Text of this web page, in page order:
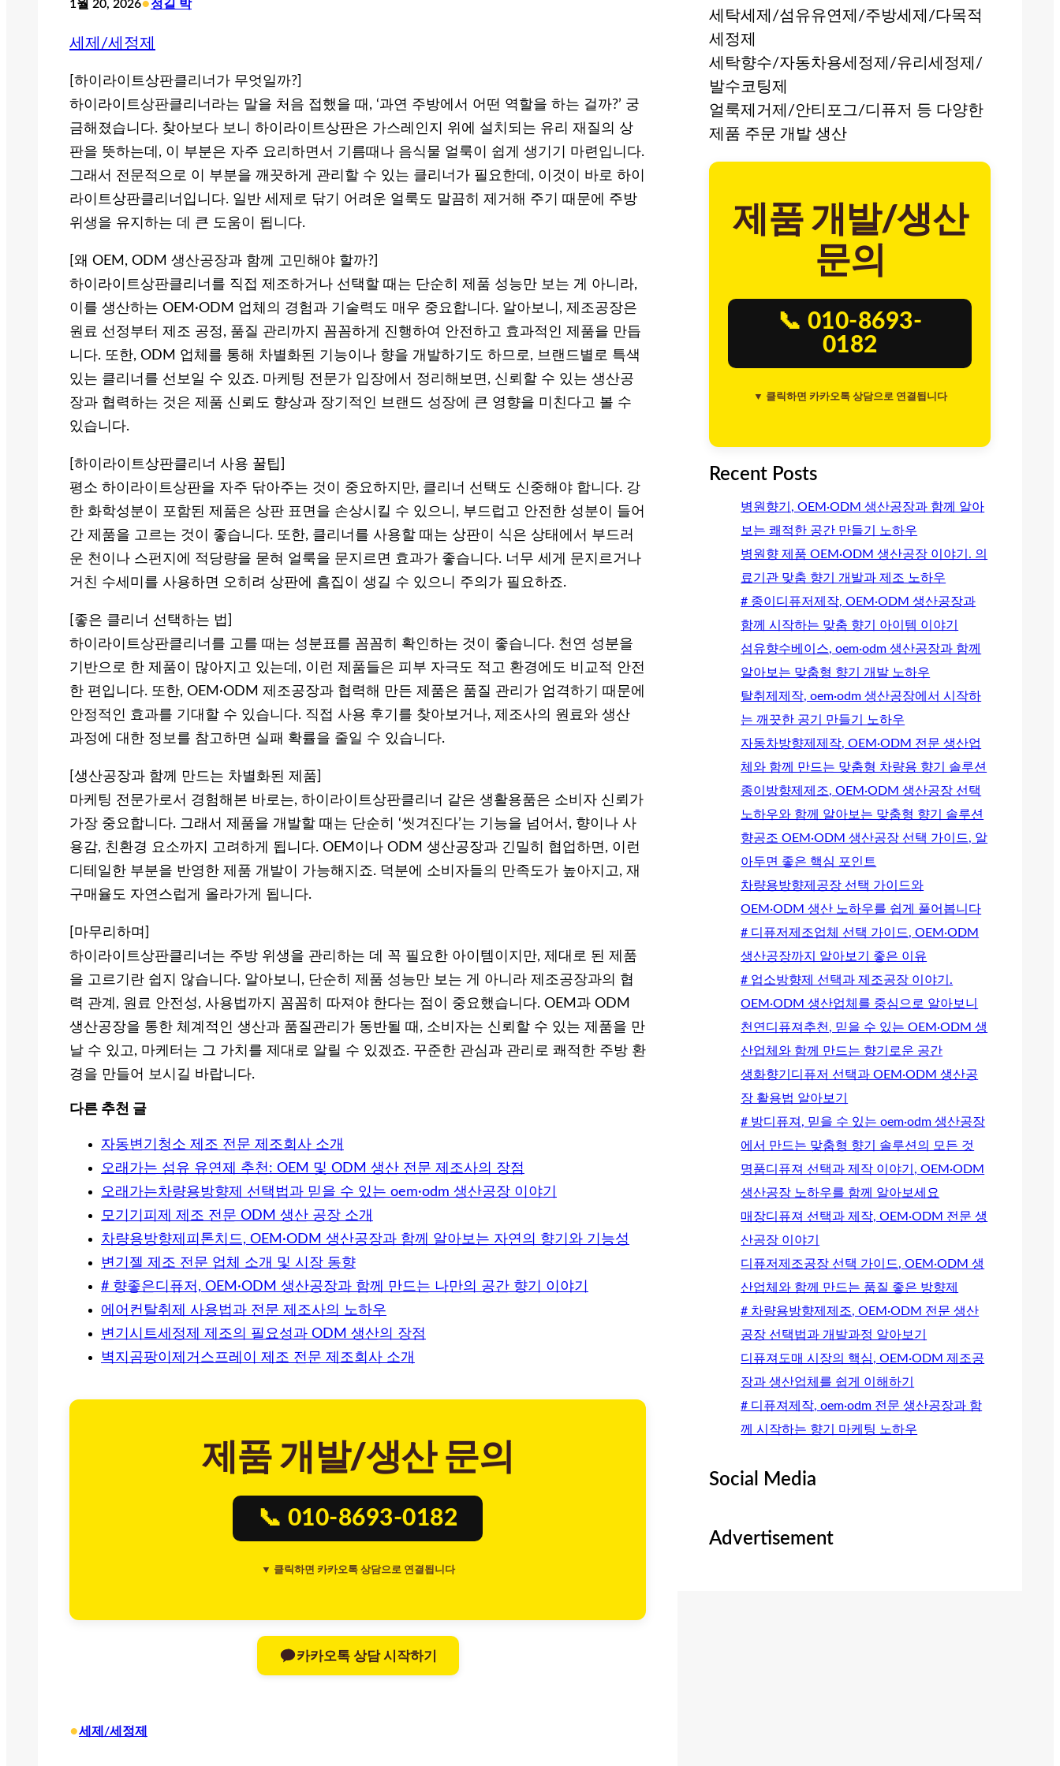
1월 20, 2026•정길 박
세제/세정제
[하이라이트상판클리너가 무엇일까?]
하이라이트상판클리너라는 말을 처음 접했을 때, ‘과연 주방에서 어떤 역할을 하는 걸까?’ 궁
금해졌습니다. 찾아보다 보니 하이라이트상판은 가스레인지 위에 설치되는 유리 재질의 상
판을 뜻하는데, 이 부분은 자주 요리하면서 기름때나 음식물 얼룩이 쉽게 생기기 마련입니다.
그래서 전문적으로 이 부분을 깨끗하게 관리할 수 있는 클리너가 필요한데, 이것이 바로 하이
라이트상판클리너입니다. 일반 세제로 닦기 어려운 얼룩도 말끔히 제거해 주기 때문에 주방
위생을 유지하는 데 큰 도움이 됩니다.
[왜 OEM, ODM 생산공장과 함께 고민해야 할까?]
하이라이트상판클리너를 직접 제조하거나 선택할 때는 단순히 제품 성능만 보는 게 아니라,
이를 생산하는 OEM·ODM 업체의 경험과 기술력도 매우 중요합니다. 알아보니, 제조공장은
원료 선정부터 제조 공정, 품질 관리까지 꼼꼼하게 진행하여 안전하고 효과적인 제품을 만듭
니다. 또한, ODM 업체를 통해 차별화된 기능이나 향을 개발하기도 하므로, 브랜드별로 특색
있는 클리너를 선보일 수 있죠. 마케팅 전문가 입장에서 정리해보면, 신뢰할 수 있는 생산공
장과 협력하는 것은 제품 신뢰도 향상과 장기적인 브랜드 성장에 큰 영향을 미친다고 볼 수
있습니다.
[하이라이트상판클리너 사용 꿀팁]
평소 하이라이트상판을 자주 닦아주는 것이 중요하지만, 클리너 선택도 신중해야 합니다. 강
한 화학성분이 포함된 제품은 상판 표면을 손상시킬 수 있으니, 부드럽고 안전한 성분이 들어
간 제품을 고르는 것이 좋습니다. 또한, 클리너를 사용할 때는 상판이 식은 상태에서 부드러
운 천이나 스펀지에 적당량을 묻혀 얼룩을 문지르면 효과가 좋습니다. 너무 세게 문지르거나
거친 수세미를 사용하면 오히려 상판에 흠집이 생길 수 있으니 주의가 필요하죠.
[좋은 클리너 선택하는 법]
하이라이트상판클리너를 고를 때는 성분표를 꼼꼼히 확인하는 것이 좋습니다. 천연 성분을
기반으로 한 제품이 많아지고 있는데, 이런 제품들은 피부 자극도 적고 환경에도 비교적 안전
한 편입니다. 또한, OEM·ODM 제조공장과 협력해 만든 제품은 품질 관리가 엄격하기 때문에
안정적인 효과를 기대할 수 있습니다. 직접 사용 후기를 찾아보거나, 제조사의 원료와 생산
과정에 대한 정보를 참고하면 실패 확률을 줄일 수 있습니다.
[생산공장과 함께 만드는 차별화된 제품]
마케팅 전문가로서 경험해본 바로는, 하이라이트상판클리너 같은 생활용품은 소비자 신뢰가
가장 중요합니다. 그래서 제품을 개발할 때는 단순히 ‘씻겨진다’는 기능을 넘어서, 향이나 사
용감, 친환경 요소까지 고려하게 됩니다. OEM이나 ODM 생산공장과 긴밀히 협업하면, 이런
디테일한 부분을 반영한 제품 개발이 가능해지죠. 덕분에 소비자들의 만족도가 높아지고, 재
구매율도 자연스럽게 올라가게 됩니다.
[마무리하며]
하이라이트상판클리너는 주방 위생을 관리하는 데 꼭 필요한 아이템이지만, 제대로 된 제품
을 고르기란 쉽지 않습니다. 알아보니, 단순히 제품 성능만 보는 게 아니라 제조공장과의 협
력 관계, 원료 안전성, 사용법까지 꼼꼼히 따져야 한다는 점이 중요했습니다. OEM과 ODM
생산공장을 통한 체계적인 생산과 품질관리가 동반될 때, 소비자는 신뢰할 수 있는 제품을 만
날 수 있고, 마케터는 그 가치를 제대로 알릴 수 있겠죠. 꾸준한 관심과 관리로 쾌적한 주방 환
경을 만들어 보시길 바랍니다.
다른 추천 글
자동변기청소 제조 전문 제조회사 소개
오래가는 섬유 유연제 추천: OEM 및 ODM 생산 전문 제조사의 장점
오래가는차량용방향제 선택법과 믿을 수 있는 oem·odm 생산공장 이야기
모기기피제 제조 전문 ODM 생산 공장 소개
차량용방향제피톤치드, OEM·ODM 생산공장과 함께 알아보는 자연의 향기와 기능성
변기젤 제조 전문 업체 소개 및 시장 동향
# 향좋은디퓨저, OEM·ODM 생산공장과 함께 만드는 나만의 공간 향기 이야기
에어컨탈취제 사용법과 전문 제조사의 노하우
변기시트세정제 제조의 필요성과 ODM 생산의 장점
벽지곰팡이제거스프레이 제조 전문 제조회사 소개
제품 개발/생산 문의
📞 010-8693-0182
▼ 클릭하면 카카오톡 상담으로 연결됩니다
카카오톡 상담 시작하기
•세제/세정제
세탁세제/섬유유연제/주방세제/다목적
세정제
세탁향수/자동차용세정제/유리세정제/
발수코팅제
얼룩제거제/안티포그/디퓨저 등 다양한
제품 주문 개발 생산
제품 개발/생산
문의
📞 010-8693-
0182
▼ 클릭하면 카카오톡 상담으로 연결됩니다
Recent Posts
병원향기, OEM·ODM 생산공장과 함께 알아
보는 쾌적한 공간 만들기 노하우
병원향 제품 OEM·ODM 생산공장 이야기. 의
료기관 맞춤 향기 개발과 제조 노하우
# 종이디퓨저제작, OEM·ODM 생산공장과
함께 시작하는 맞춤 향기 아이템 이야기
섬유향수베이스, oem·odm 생산공장과 함께
알아보는 맞춤형 향기 개발 노하우
탈취제제작, oem·odm 생산공장에서 시작하
는 깨끗한 공기 만들기 노하우
자동차방향제제작, OEM·ODM 전문 생산업
체와 함께 만드는 맞춤형 차량용 향기 솔루션
종이방향제제조, OEM·ODM 생산공장 선택
노하우와 함께 알아보는 맞춤형 향기 솔루션
향공조 OEM·ODM 생산공장 선택 가이드, 알
아두면 좋은 핵심 포인트
차량용방향제공장 선택 가이드와
OEM·ODM 생산 노하우를 쉽게 풀어봅니다
# 디퓨저제조업체 선택 가이드, OEM·ODM
생산공장까지 알아보기 좋은 이유
# 업소방향제 선택과 제조공장 이야기.
OEM·ODM 생산업체를 중심으로 알아보니
천연디퓨져추천, 믿을 수 있는 OEM·ODM 생
산업체와 함께 만드는 향기로운 공간
생화향기디퓨저 선택과 OEM·ODM 생산공
장 활용법 알아보기
# 방디퓨져, 믿을 수 있는 oem·odm 생산공장
에서 만드는 맞춤형 향기 솔루션의 모든 것
명품디퓨져 선택과 제작 이야기, OEM·ODM
생산공장 노하우를 함께 알아보세요
매장디퓨져 선택과 제작, OEM·ODM 전문 생
산공장 이야기
디퓨저제조공장 선택 가이드, OEM·ODM 생
산업체와 함께 만드는 품질 좋은 방향제
# 차량용방향제제조, OEM·ODM 전문 생산
공장 선택법과 개발과정 알아보기
디퓨져도매 시장의 핵심, OEM·ODM 제조공
장과 생산업체를 쉽게 이해하기
# 디퓨져제작, oem·odm 전문 생산공장과 함
께 시작하는 향기 마케팅 노하우
Social Media
Advertisement